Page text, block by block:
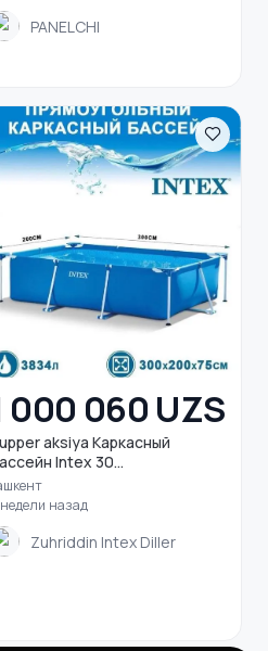
PANELCHI
000 060 UZS
aksiya Каркасный
Intex 30...
назад
Zuhriddin Intex Diller